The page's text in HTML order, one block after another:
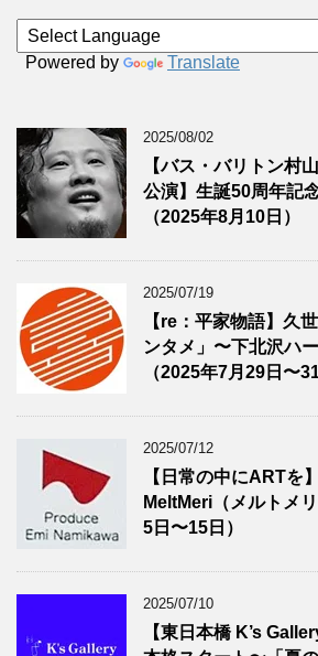
Powered by Translate
2025/08/02
【バス・バリトン村
公演】生誕50周年記
（2025年8月10日）
2025/07/19
【re：平家物語】久
ンタメ」〜下北沢ハ
（2025年7月29日〜31
2025/07/12
【日常の中にARTを
MeltMeri（メルトメ
5日〜15日）
2025/07/10
【東日本橋 K’s